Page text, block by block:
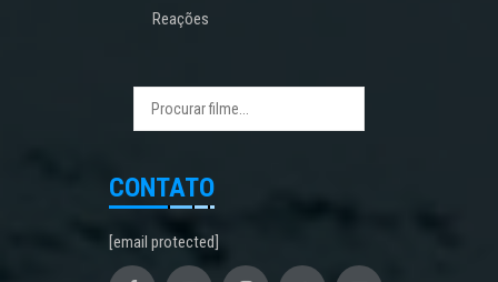
Reações
CONTATO
[email protected]